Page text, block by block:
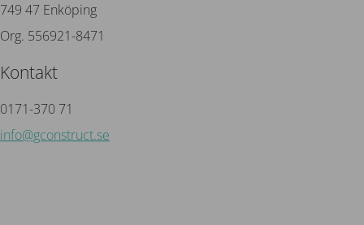
749 47 Enköping
Org. 556921-8471
Kontakt
0171-370 71
info@gconstruct.se